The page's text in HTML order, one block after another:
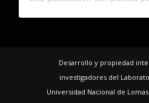
Desarrollo y propiedad
investigadores del
Universidad Nacional de